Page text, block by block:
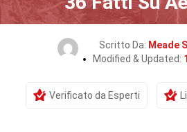
Scritto Da: Meade
Modified & Updated:
Verificato da Esperti